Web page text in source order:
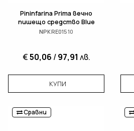
Pininfarina Prima вечно
пишещо средство Blue
NPKRE01510
€50,06 /97,91 лв.
КУПИ
Сравни